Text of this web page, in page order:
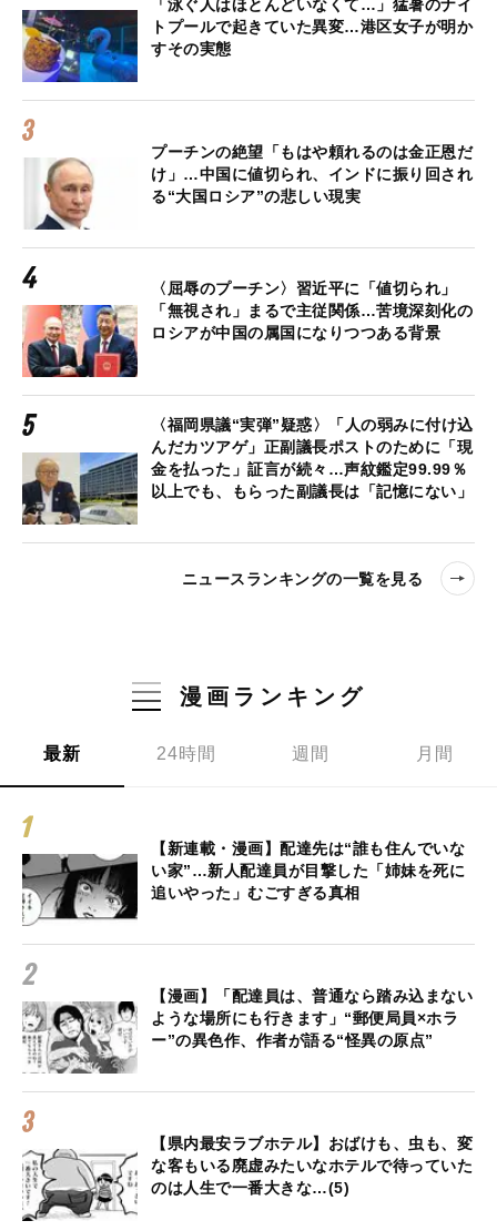
「泳ぐ人はほとんどいなくて…」猛暑のナイ
トプールで起きていた異変…港区女子が明か
すその実態
プーチンの絶望「もはや頼れるのは金正恩だ
け」…中国に値切られ、インドに振り回され
る“大国ロシア”の悲しい現実
〈屈辱のプーチン〉習近平に「値切られ」
「無視され」まるで主従関係…苦境深刻化の
ロシアが中国の属国になりつつある背景
〈福岡県議“実弾”疑惑〉「人の弱みに付け込
んだカツアゲ」正副議長ポストのために「現
金を払った」証言が続々…声紋鑑定99.99％
以上でも、もらった副議長は「記憶にない」
ニュースランキングの一覧を見る
漫画ランキング
最新 24時間 週間 月間
【新連載・漫画】配達先は“誰も住んでいな
い家”…新人配達員が目撃した「姉妹を死に
追いやった」むごすぎる真相
【漫画】「配達員は、普通なら踏み込まない
ような場所にも行きます」“郵便局員×ホラ
ー”の異色作、作者が語る“怪異の原点”
【県内最安ラブホテル】おばけも、虫も、変
な客もいる廃虚みたいなホテルで待っていた
のは人生で一番大きな…(5)